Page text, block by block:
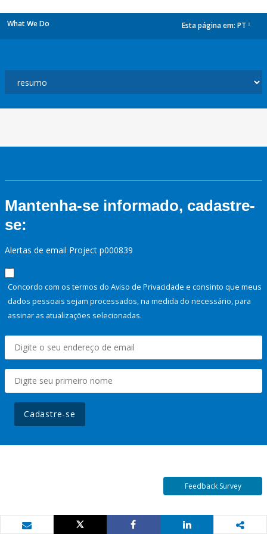
What We Do Esta página em: PT
Mantenha-se informado, cadastre-
se:
Alertas de email Project p000839
Concordo com os termos do Aviso de Privacidade e consinto que meus
dados pessoais sejam processados, na medida do necessário, para
assinar as atualizações selecionadas.
Cadastre-se
Feedback Survey